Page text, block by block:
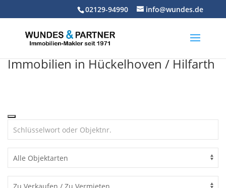
02129-94990 info@wundes.de
Immobilien in Hückelhoven / Hilfarth